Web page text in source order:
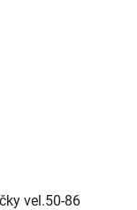
vel.50-86